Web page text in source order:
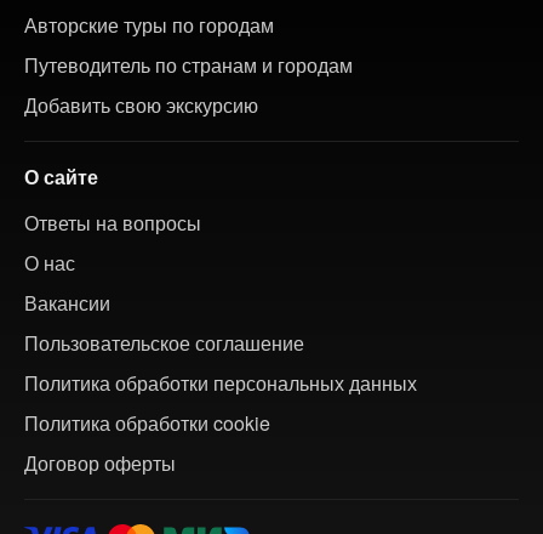
Авторские туры по городам
Путеводитель по странам и городам
Добавить свою экскурсию
О сайте
Ответы на вопросы
О нас
Вакансии
Пользовательское соглашение
Политика обработки персональных данных
Политика обработки cookie
Договор оферты